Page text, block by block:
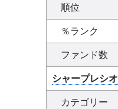
順位
％ランク
ファンド数
シャープレシオ
カテゴリー